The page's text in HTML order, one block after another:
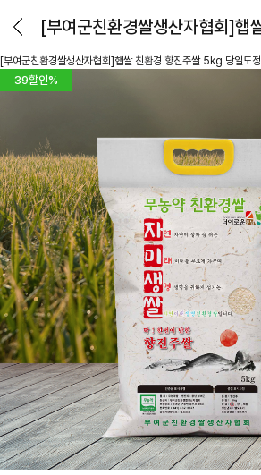
[부여군친환경쌀생산자협회]햅쌀 친환경 향진주쌀 5kg 당일도정
39할인%